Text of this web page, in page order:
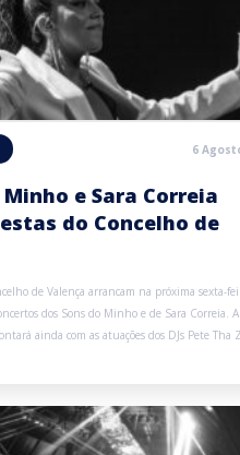
6
Minho e Sara Correia
do Concelho de
de Valença arrancam na próxima sexta-
dos Sons do Minho e de Sara Correia. A
ainda com as atuações dos DJs Pete Tha